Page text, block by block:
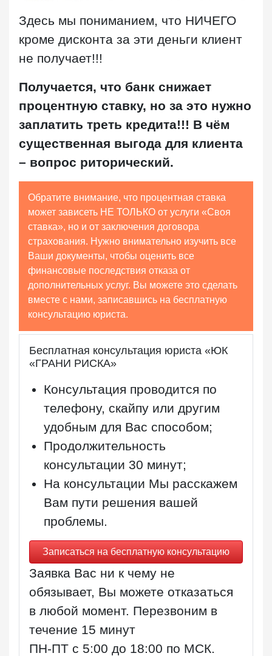
Здесь мы пониманием, что НИЧЕГО
кроме дисконта за эти деньги клиент
не получает!!!
Получается, что банк снижает
процентную ставку, но за это нужно
заплатить треть кредита!!! В чём
существенная выгода для клиента
– вопрос риторический.
Обратите внимание, что процентная ставка
может зависеть НЕ ТОЛЬКО от услуги «Своя
ставка», но и от заключения договора
страхования. Нужно внимательно изучить все
Ваши документы, чтобы оценить все
финансовые последствия отказа от
дополнительных услуг. Вы можете это сделать
вместе с нами, записавшись на бесплатную
консультацию юриста.
Бесплатная консультация юриста «ЮК
«ГРАНИ РИСКА»
Консультация проводится по
телефону, скайпу или другим
удобным для Вас способом;
Продолжительность
консультации 30 минут;
На консультации Мы расскажем
Вам пути решения вашей
проблемы.
Записаться на бесплатную консультацию
Заявка Вас ни к чему не
обязывает, Вы можете отказаться
в любой момент. Перезвоним в
течение 15 минут
ПН-ПТ с 5:00 до 18:00 по МСК.